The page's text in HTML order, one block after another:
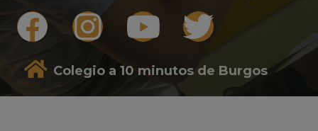
Colegio a 10 minutos de Burgos